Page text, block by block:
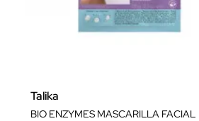
Talika
BIO ENZYMES MASCARILLA FACIAL